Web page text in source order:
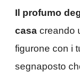
Il profumo
casa creando
figurone con i
segnaposto